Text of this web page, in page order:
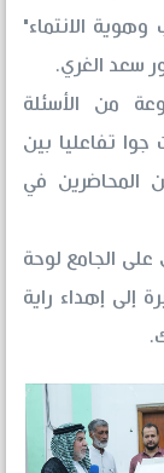
وهوية الانتماء"
سعد الغري.
من الأسئلة
تفاعليا بين
المحاضرين في
على الجامع لوحة
إلى إهداء راية